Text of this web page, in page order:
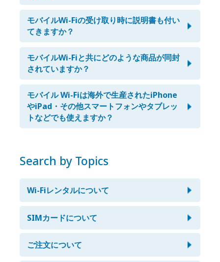
レギュラープラン加入時：全商品50％が補償可能。
プレミアムプラン加入時：全商品100％が補償可能。ま
た、*再送に掛かる費用を1回限り無料です。
*受け取り時間に間に合わなかった場合のみ1回限り無料と
なります。
こちらをご覧ください。
https://www.softbank.jp
モバイルWi-Fiの受け取り時に説明書も付い
てきますか？
もちろん説明書を同封致します。インターネットへの接
続、不具合時の対応方法などをご覧頂けます。またその他
問題等ございましたら、お気軽にお問い合わせ下さい。(お
問い合わせ先: customer@japan-wireless.com)
モバイルWi-Fiと共にどのような商品が同封
されていますか？
モバイルWi-Fi端末の他に、アダプター・USBケーブル・モ
バイルバッテリー・説明書、そして返却用に返却封筒を同
封し,お届け致します。
モバイル Wi-Fiは海外で生産されたiPhone
やiPad・その他スマートフォンやタブレッ
トなどでも使えますか？
Search by Topics
Wi-Fiレンタルについて
モバイルWi-Fiを使って通話の受信、発信
はできますか？
SkypeやLINE等のデータ通信を使った通話ならばご利用頂
けますが、電話番号を使った通話やSMSはご利用頂けま
SIMカードについて
whatsapp, Wechat, LINE, Skype など
のVoIPサービスは使えますか？
ご注文について